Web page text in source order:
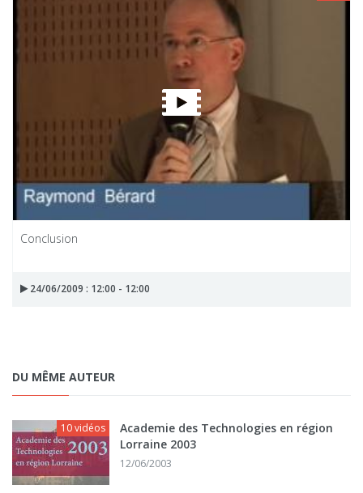
Conclusion
24/06/2009 : 12:00 - 12:00
DU MÊME AUTEUR
10 vidéos
Academie des Technologies en région
Lorraine 2003
12/06/2003